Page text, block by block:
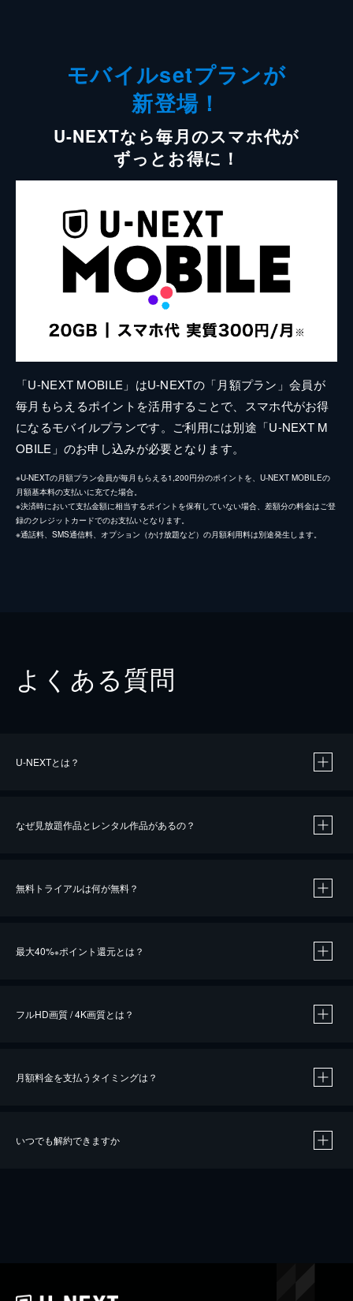
モバイルsetプランが
新登場！
U-NEXTなら毎月のスマホ代が
ずっとお得に！
「U-NEXT MOBILE」はU-NEXTの「月額プラン」会員が
毎月もらえるポイントを活用することで、スマホ代がお得
になるモバイルプランです。ご利用には別途「U-NEXT M
OBILE」のお申し込みが必要となります。
※U-NEXTの月額プラン会員が毎月もらえる1,200円分のポイントを、U-NEXT MOBILEの
月額基本料の支払いに充てた場合。
※決済時において支払金額に相当するポイントを保有していない場合、差額分の料金はご登
録のクレジットカードでのお支払いとなります。
※通話料、SMS通信料、オプション（かけ放題など）の月額利用料は別途発生します。
よくある質問
U-NEXTとは？
なぜ見放題作品とレンタル作品があるの？
無料トライアルは何が無料？
最大40%※ポイント還元とは？
※40％ポイント還元の対象は、クレジットカード決済による作品の購入 / レンタルです。
iOSアプリのUコイン決済による作品の購入 / レンタルは、20％のポイント還元です。
フルHD画質 / 4K画質とは？
月額料金を支払うタイミングは？
いつでも解約できますか